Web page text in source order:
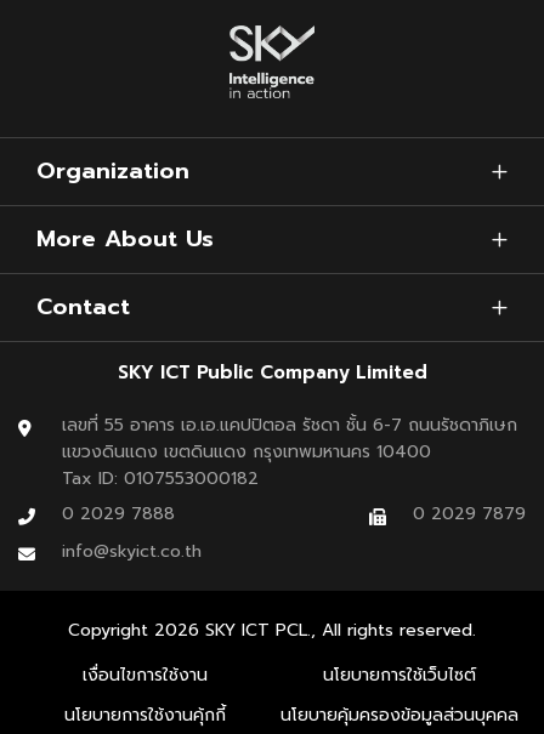
Organization
More About Us
Contact
SKY ICT Public Company Limited
เลขที่ 55 อาคาร เอ.เอ.แคปปิตอล รัชดา ชั้น 6-7 ถนนรัชดาภิเษก
แขวงดินแดง เขตดินแดง กรุงเทพมหานคร 10400
Tax ID: 0107553000182
0 2029 7888
0 2029 7879
info@skyict.co.th
Copyright 2026 SKY ICT PCL., All rights reserved.
เงื่อนไขการใช้งาน
นโยบายการใช้เว็บไซต์
นโยบายการใช้งานคุ้กกี้
นโยบายคุ้มครองข้อมูลส่วนบุคคล